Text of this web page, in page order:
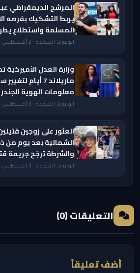
المرشح الديمقراطي
يربط التشكيك بفرصه
المسلمة واستطلاع
الولايات المتحدة · 2 أغسطس 2026 — 3:35 PM
وزارة العدل
ماريلاند 7 أيام
معلومات الهوية
الولايات المتحدة · 3 أغسطس 2026 — 11:05 PM
العثور على زوجين
والشرطة ترجّح جريمة
الولايات المتحدة · 3 أغسطس 2026 — 3:50 PM
التعليقات (0)
أضف تعليقاً